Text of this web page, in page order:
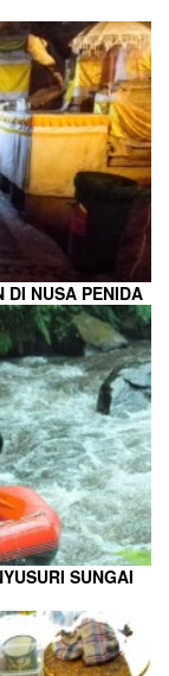
DI NUSA PENIDA
SUNGAI